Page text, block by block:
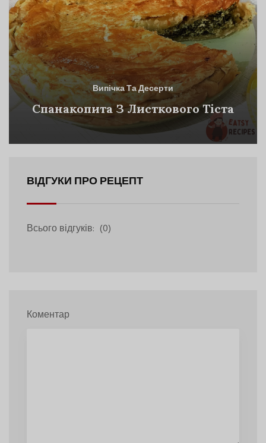
Випічка Та Десерти
Спанакопита З Листкового Тіста
ВІДГУКИ ПРО РЕЦЕПТ
Всього відгуків: (0)
Коментар